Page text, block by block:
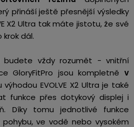
přináší ještě přesnější výsledky
X2 Ultra tak máte jistotu, že své
dál.
budete vždy rozumět - vnitřní
GloryFitPro jsou kompletně v
výhodou EVOLVE X2 Ultra je také
funkce přes dotykový displej i
Díky tomu jednotlivé funkce
ve vodě nebo vysokém